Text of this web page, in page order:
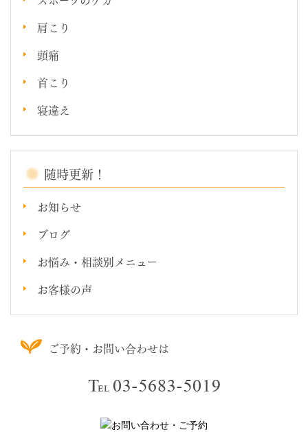
肩こり
頭痛
首こり
寝違え
随時更新！
お知らせ
ブログ
お悩み・相談別メニュー
お客様の声
ご予約・お問い合わせは